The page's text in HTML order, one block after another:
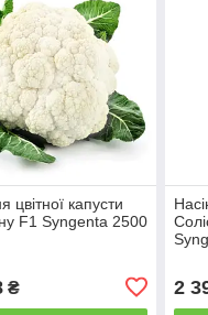
цвітної капусти
F1 Syngenta 2500
₴ 2